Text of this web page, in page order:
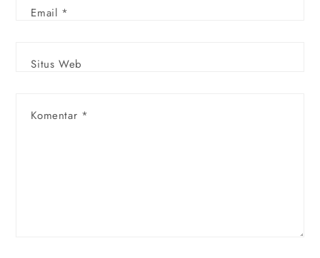
Komentar *
Email *
Situs Web